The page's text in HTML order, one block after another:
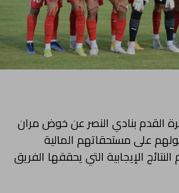
القدم بنادي النصر عن خوض مران
على مستحقاتهم المالية
الإيجابية التي يحققها الفريق